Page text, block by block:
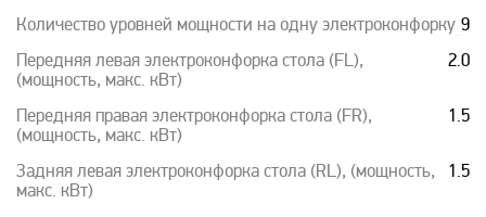
Количество уровней мощности на одну электроконфорку 9
Передняя левая электроконфорка стола (FL),
(мощность, макс. кВт)
2.0
Передняя правая электроконфорка стола (FR),
(мощность, макс. кВт)
1.5
Задняя левая электроконфорка стола (RL), (мощность,
макс. кВт)
1.5